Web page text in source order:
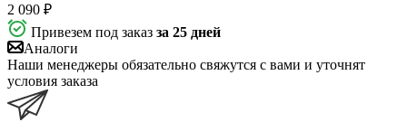
2 090 ₽
Привезем под заказ за 25 дней
Аналоги
Наши менеджеры обязательно свяжутся с вами и уточнят
условия заказа